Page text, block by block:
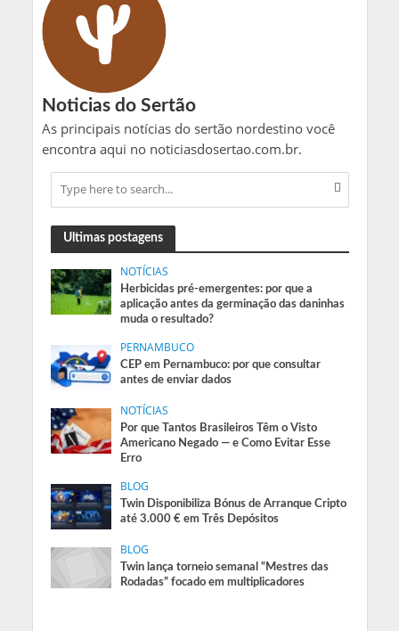
Noticias do Sertão
As principais notícias do sertão nordestino você
encontra aqui no noticiasdosertao.com.br.
Ultimas postagens
NOTÍCIAS
Herbicidas pré-emergentes: por que a
aplicação antes da germinação das daninhas
muda o resultado?
PERNAMBUCO
CEP em Pernambuco: por que consultar
antes de enviar dados
NOTÍCIAS
Por que Tantos Brasileiros Têm o Visto
Americano Negado — e Como Evitar Esse
Erro
BLOG
Twin Disponibiliza Bónus de Arranque Cripto
até 3.000 € em Três Depósitos
BLOG
Twin lança torneio semanal “Mestres das
Rodadas” focado em multiplicadores